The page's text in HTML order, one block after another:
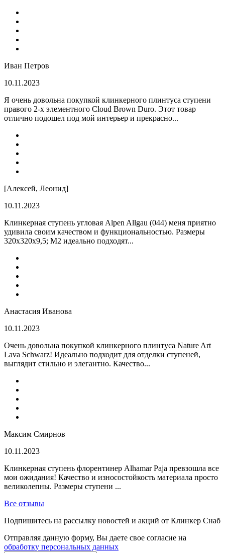
Иван Петров
10.11.2023
Я очень довольна покупкой клинкерного плинтуса ступени
правого 2-х элементного Cloud Brown Duro. Этот товар
отлично подошел под мой интерьер и прекрасно...
[Алексей, Леонид]
10.11.2023
Клинкерная ступень угловая Alpen Allgau (044) меня приятно
удивила своим качеством и функциональностью. Размеры
320x320x9,5; M2 идеально подходят...
Анастасия Иванова
10.11.2023
Очень довольна покупкой клинкерного плинтуса Nature Art
Lava Schwarz! Идеально подходит для отделки ступеней,
выглядит стильно и элегантно. Качество...
Максим Смирнов
10.11.2023
Клинкерная ступень флорентинер Alhamar Paja превзошла все
мои ожидания! Качество и износостойкость материала просто
великолепны. Размеры ступени ...
Все отзывы
Подпишитесь на рассылку новостей и акций от Клинкер Снаб
Отправляя данную форму, Вы даете свое согласие на
обработку персональных данных